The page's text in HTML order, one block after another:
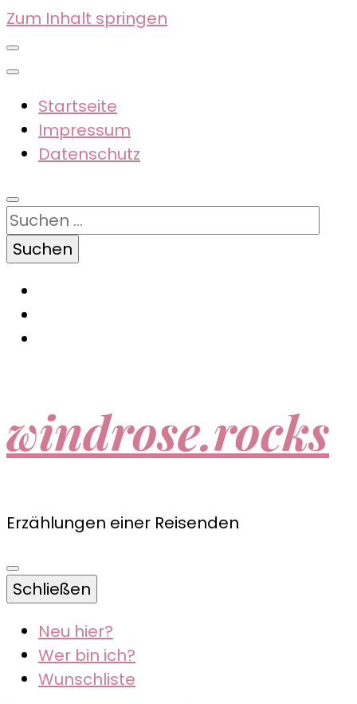
Zum Inhalt springen
Startseite
Impressum
Datenschutz
Suchen
nach:
windrose.rocks
Erzählungen einer Reisenden
Schließen
Neu hier?
Wer bin ich?
Wunschliste